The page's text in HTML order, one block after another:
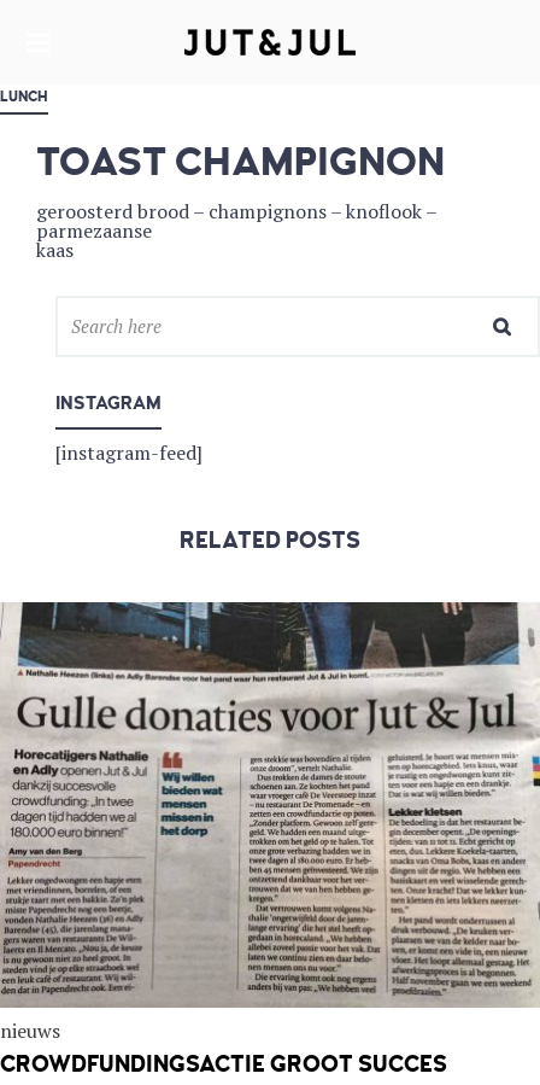
RESTAURANT & CATERING
LUNCH
TOAST CHAMPIGNON
geroosterd brood – champignons – knoflook –
parmezaanse
kaas
INSTAGRAM
[instagram-feed]
RELATED POSTS
nieuws
CROWDFUNDINGSACTIE GROOT SUCCES